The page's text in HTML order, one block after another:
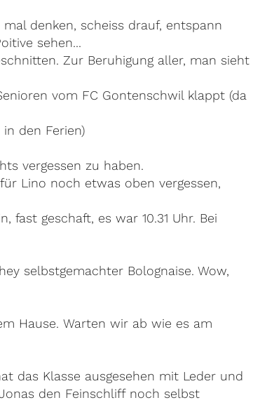
denken, scheiss drauf, entspann
sehen...
Zur Beruhigung aller, man sieht
vom FC Gontenschwil klappt (da
den Ferien)
vergessen zu haben.
Lino noch etwas oben vergessen,
geschaft, es war 10.31 Uhr. Bei
selbstgemachter Bolognaise. Wow,
Hause. Warten wir ab wie es am
das Klasse ausgesehen mit Leder und
den Feinschliff noch selbst